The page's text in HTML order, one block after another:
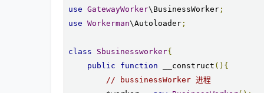
use GatewayWorker\BusinessWorker ;
use Workerman\Autoloader ;
class Sbusinessworker{
public
function __construct (){
// bussinessWorker 进程